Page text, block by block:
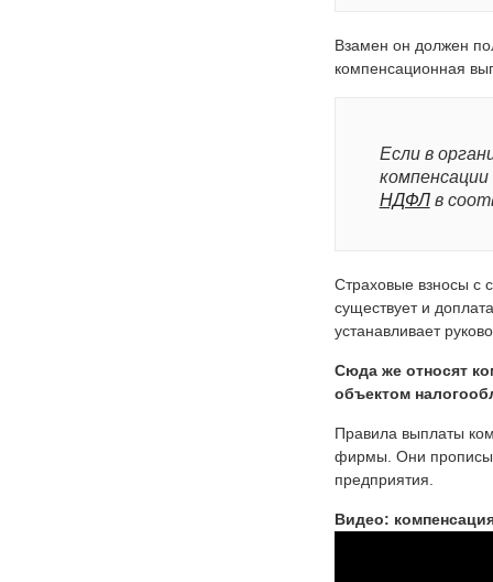
Взамен он должен
компенсационная
Если в
НДФЛв
Страховые взносы с
существует и
устанавливает
Сюда же относят
объектом
Правила выплаты
фирмы. Они
предприятия.
Видео: